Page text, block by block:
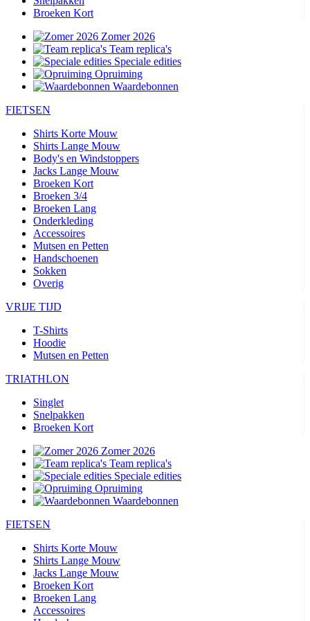
Broeken Kort
Zomer 2026
Team replica's
Speciale edities
Opruiming
Waardebonnen
FIETSEN
Shirts Korte Mouw
Shirts Lange Mouw
Body's en Windstoppers
Jacks Lange Mouw
Broeken Kort
Broeken 3/4
Broeken Lang
Onderkleding
Accessoires
Mutsen en Petten
Handschoenen
Sokken
Overig
VRIJE TIJD
T-Shirts
Hoodie
Mutsen en Petten
TRIATHLON
Singlet
Snelpakken
Broeken Kort
Zomer 2026
Team replica's
Speciale edities
Opruiming
Waardebonnen
FIETSEN
Shirts Korte Mouw
Shirts Lange Mouw
Jacks Lange Mouw
Broeken Kort
Broeken Lang
Accessoires